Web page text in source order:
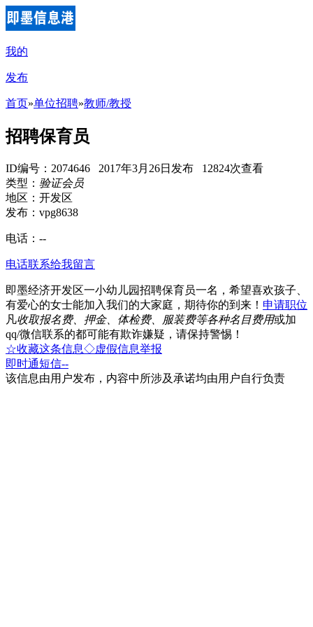
我的
发布
首页»单位招聘»教师/教授
招聘保育员
ID编号：2074646 2017年3月26日发布 12824次查看
类型： 验证会员
地区：开发区
发布：vpg8638
电话： --
电话联系给我留言
即墨经济开发区一小幼儿园招聘保育员一名，希望喜欢孩子、
有爱心的女士能加入我们的大家庭，期待你的到来！ 申请职位
凡收取报名费、押金、体检费、服装费等各种名目费用或加
qq/微信联系的都可能有欺诈嫌疑，请保持警惕！
☆收藏这条信息◇虚假信息举报
即时通短信--
该信息由用户发布，内容中所涉及承诺均由用户自行负责